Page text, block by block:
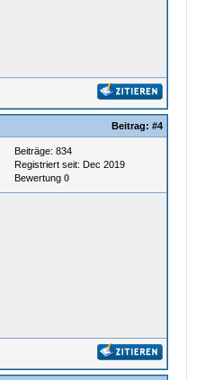
Beitrag: #4
Beiträge: 834
Registriert seit: Dec 2019
Bewertung 0